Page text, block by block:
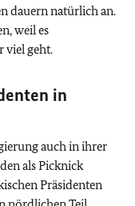
dauern natürlich an.
weil es
viel geht.
in
auch in ihrer
als Picknick
Präsidenten